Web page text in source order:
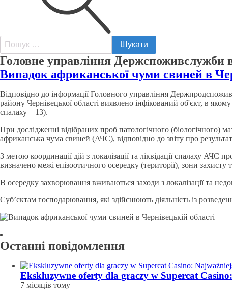
Пошук:
Головне управління Держспоживслужби
Випадок африканської чуми свиней в
Відповідно до інформації Головного управління
району Чернівецької області виявлено інфікований об'єкт, в
спалаху – 13).
При дослідженні відібраних проб патологічного
африканська чума свиней (АЧС), відповідно до звіту про
З метою координації дій з локалізації та ліквідації спалаху АЧС
визначено межі епізоотичного осередку (території), зони захисту
В осередку захворювання вживаються заходи з локалізації та
Суб’єктам господарювання, які здійснюють діяльність із
Останні повідомлення
Ekskluzywne oferty dla graczy w Supercat
7 місяців тому